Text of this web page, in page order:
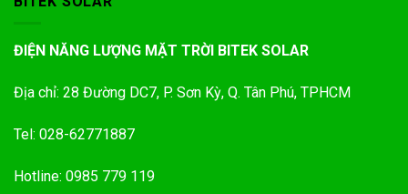
ĐIỆN NĂNG LƯỢNG MẶT TRỜI BITEK SOLAR
Địa chỉ: 28 Đường DC7, P. Sơn Kỳ, Q. Tân Phú, TPHCM
Tel: 028-62771887
Hotline: 0985 779 119